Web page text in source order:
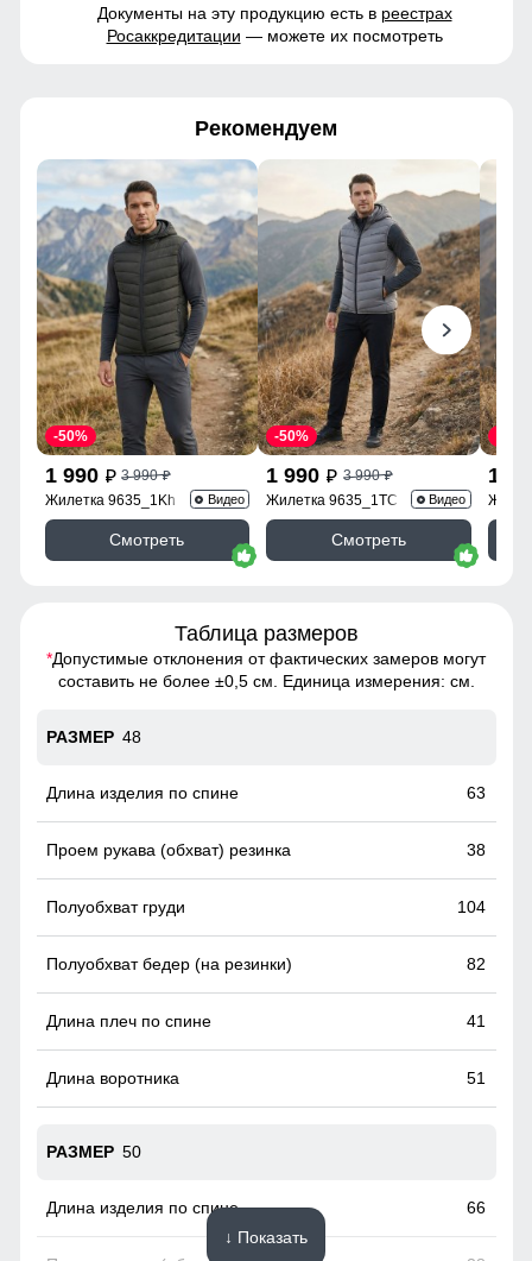
Документы на эту продукцию есть в реестрах
Росаккредитации — можете их посмотреть
Рекомендуем
1 990 p 3 990p
-50%
Жилетка 9635_1Kh Видео
Смотреть
1 990 p 3 990p
-50%
Жилетка 9635_1TC Видео
Смотреть
1
Таблица размеров
*Допустимые отклонения от фактических замеров могут
составить не более ±0,5 см. Единица измерения: см.
48
63
38
104
82
41
51
50
66
↓ Показать